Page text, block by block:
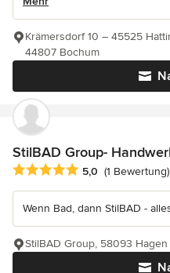
Krämersdorf 10 – 45525
44807 Bochum
StilBAD Group-
Durchschnittliche
5,0 (1 Bewertung)
Wenn Bad, dann StilBAD -
StilBAD Group, 58093 Hagen